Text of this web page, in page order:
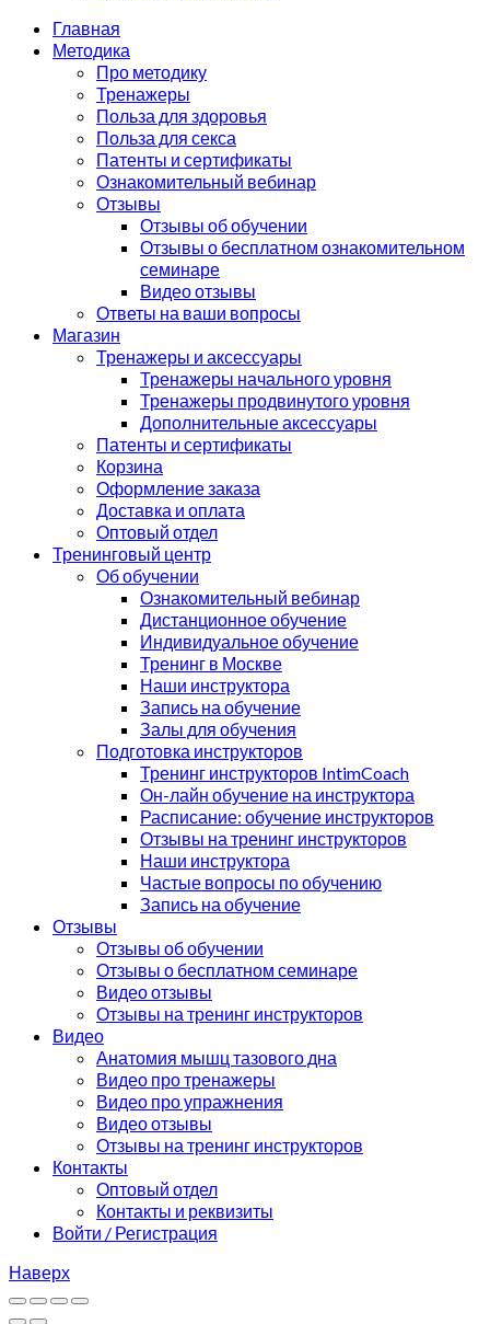
Главная
Методика
Про методику
Тренажеры
Польза для здоровья
Польза для секса
Патенты и сертификаты
Ознакомительный вебинар
Отзывы
Отзывы об обучении
Отзывы о бесплатном ознакомительном
семинаре
Видео отзывы
Ответы на ваши вопросы
Магазин
Тренажеры и аксессуары
Тренажеры начального уровня
Тренажеры продвинутого уровня
Дополнительные аксессуары
Патенты и сертификаты
Корзина
Оформление заказа
Доставка и оплата
Оптовый отдел
Тренинговый центр
Об обучении
Ознакомительный вебинар
Дистанционное обучение
Индивидуальное обучение
Тренинг в Москве
Наши инструктора
Запись на обучение
Залы для обучения
Подготовка инструкторов
Тренинг инструкторов IntimCoach
Он-лайн обучение на инструктора
Расписание: обучение инструкторов
Отзывы на тренинг инструкторов
Наши инструктора
Частые вопросы по обучению
Запись на обучение
Отзывы
Отзывы об обучении
Отзывы о бесплатном семинаре
Видео отзывы
Отзывы на тренинг инструкторов
Видео
Анатомия мышц тазового дна
Видео про тренажеры
Видео про упражнения
Видео отзывы
Отзывы на тренинг инструкторов
Контакты
Оптовый отдел
Контакты и реквизиты
Войти / Регистрация
Наверх